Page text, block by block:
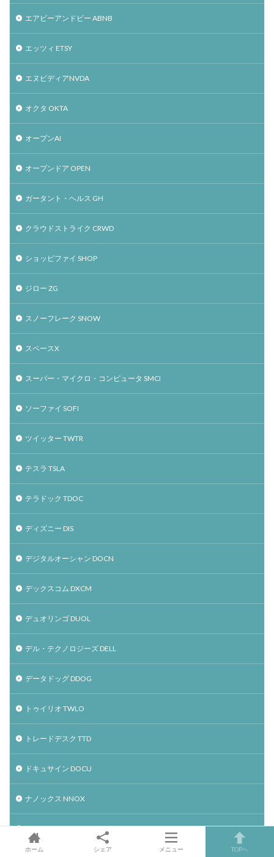
エアビーアンドビー ABNB
エッツィ ETSY
エヌビディアNVDA
オクタ OKTA
オープンAI
オープンドア OPEN
ガータント・ヘルス GH
クラウドストライク CRWD
ショッピファイ SHOP
ジロー ZG
スノーフレーク SNOW
スペースX
スーパー・マイクロ・コンピュータ SMCI
ソーファイ SOFI
ツイッター TWTR
テスラ TSLA
テラドック TDOC
ディズニー DIS
デジタルオーシャン DOCN
デックスコム DXCM
デュオリンゴ DUOL
デル・テクノロジーズ DELL
データドッグ DDOG
トゥイリオ TWLO
トレードデスク TTD
ドキュサイン DOCU
ナノックス NNOX
ネットフリックス NFLX
ホーム シェア メニュー TOPへ